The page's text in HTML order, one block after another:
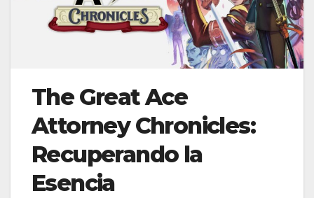
The Great Ace
Attorney Chronicles:
Recuperando la
Esencia